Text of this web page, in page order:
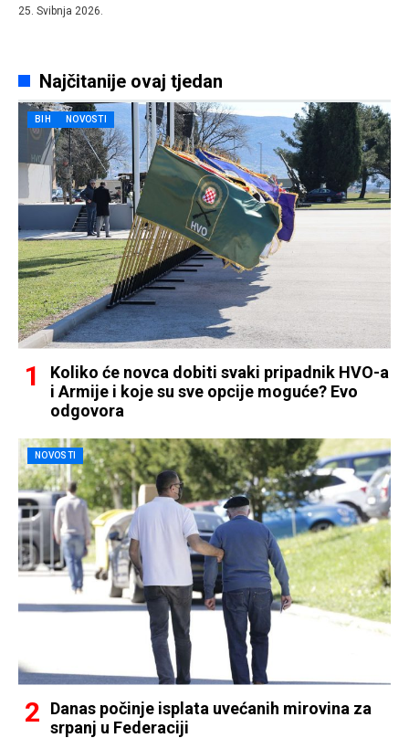
25. Svibnja 2026.
Najčitanije ovaj tjedan
BIH NOVOSTI
Koliko će novca dobiti svaki pripadnik HVO-a
i Armije i koje su sve opcije moguće? Evo
odgovora
NOVOSTI
Danas počinje isplata uvećanih mirovina za
srpanj u Federaciji